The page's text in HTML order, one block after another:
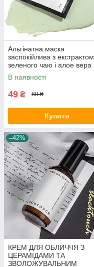
Альгінатна маска
заспокійлива з екстрактом
зеленого чаю і алое вера
BLACKTOUCH 20 г
В наявності
49 ₴ 89 ₴
Купити
–42%
КРЕМ ДЛЯ ОБЛИЧЧЯ З
ЦЕРАМІДАМИ ТА
ЗВОЛОЖУВАЛЬНИМ